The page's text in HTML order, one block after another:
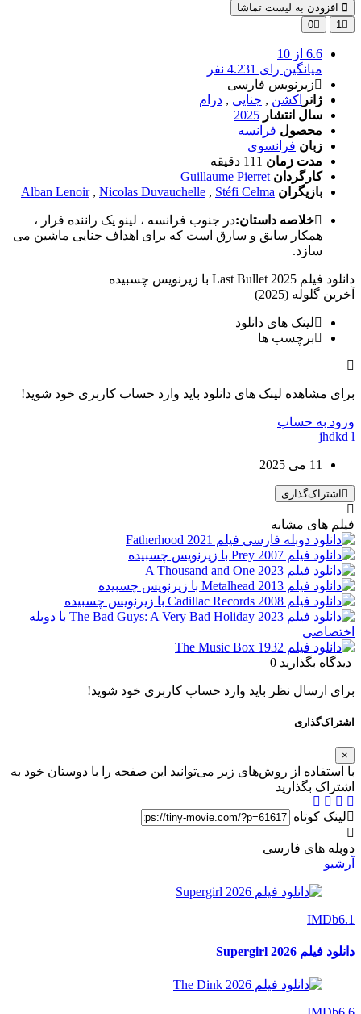
افزودن به لیست تماشا
1
0
6.6 از 10
میانگین رای 4.231 نفر
زیرنویس فارسی
ژانر اکشن , جنایی , درام
سال انتشار 2025
محصول فرانسه
زبان فرانسوی
مدت زمان 111 دقیقه
کارگردان Guillaume Pierret
بازیگران
Alban Lenoir, Nicolas Duvauchelle , Stéfi Celma
خلاصه داستان:در جنوب فرانسه ، لینو یک راننده فرار ،
همکار سابق و سارق است که برای اهداف جنایی ماشین می
سازد.
دانلود فیلم Last Bullet 2025 با زیرنویس چسبیده
آخرین گلوله (2025)
لینک های دانلود
برچسب ها
برای مشاهده لینک های دانلود باید وارد حساب کاربری خود شوید!
ورود به حساب
jhdkd l
11 می 2025
اشتراک‌گذاری
فیلم های مشابه
دیدگاه بگذارید 0
برای ارسال نظر باید وارد حساب کاربری خود شوید!
اشتراک‌گذاری
×
با استفاده از روش‌های زیر می‌توانید این صفحه را با دوستان خود به
اشتراک بگذارید
لینک کوتاه
دوبله های فارسی
آرشیو
IMDb6.1
دانلود فیلم Supergirl 2026